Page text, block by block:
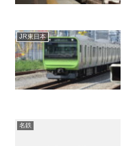
JR東日本
名鉄